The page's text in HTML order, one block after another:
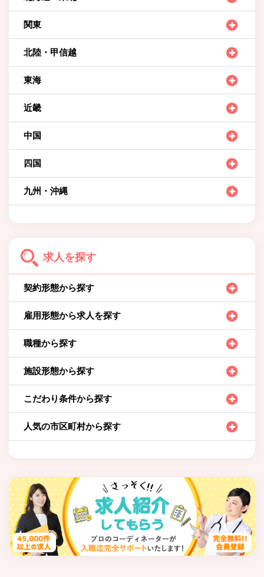
関東
北陸・甲信越
東海
近畿
中国
四国
九州・沖縄
求人を探す
契約形態から探す
雇用形態から求人を探す
職種から探す
施設形態から探す
こだわり条件から探す
人気の市区町村から探す